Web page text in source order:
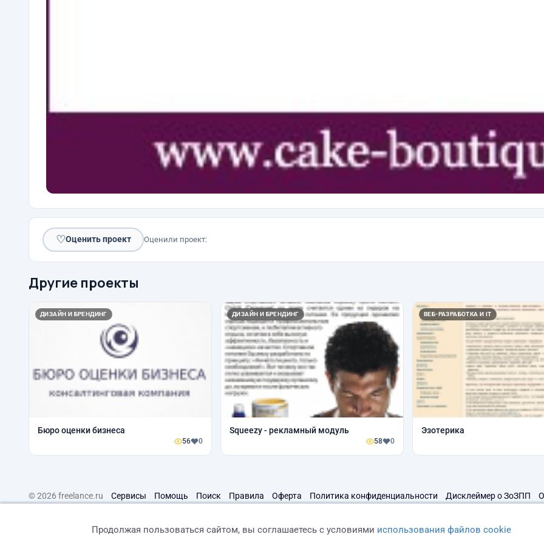
♡Оценить проект Оценили проект:
Другие проекты
ДИЗАЙН И БРЕНДИНГ
Бюро оценки бизнеса
56 0
ДИЗАЙН И БРЕНДИНГ
Squeezy - рекламный модуль
58 0
ВЕБ-РАЗРАБОТКА И IT
Эзотерика
© 2026 freelance.ru Сервисы Помощь Поиск Правила Оферта Политика конфиденциальности Дисклеймер о ЗоЗПП
Продолжая пользоваться сайтом, вы соглашаетесь с условиями использования файлов cookie